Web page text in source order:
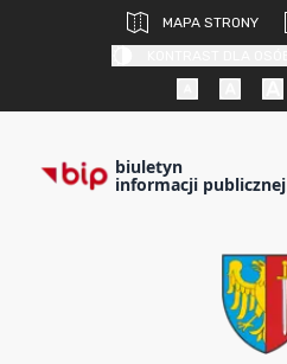
MAPA STRONY
biuletyn
informacji publicznej